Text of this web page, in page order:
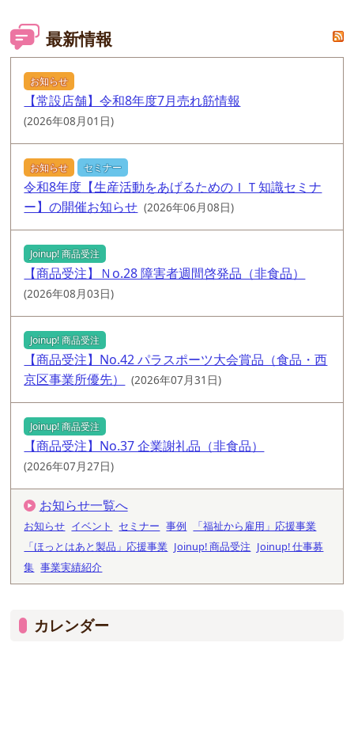
最新情報
お知らせ
【常設店舗】令和8年度7月売れ筋情報
(2026年08月01日)
お知らせ セミナー
令和8年度【生産活動をあげるためのＩＴ知識セミナ
ー】の開催お知らせ (2026年06月08日)
Joinup! 商品受注
【商品受注】Ｎo.28 障害者週間啓発品（非食品）
(2026年08月03日)
Joinup! 商品受注
【商品受注】No.42 パラスポーツ大会賞品（食品・西
京区事業所優先）
(2026年07月31日)
Joinup! 商品受注
【商品受注】No.37 企業謝礼品（非食品）
(2026年07月27日)
お知らせ一覧へ
お知らせ イベント セミナー 事例
「福祉から雇用」応援事業
「ほっとはあと製品」応援事業 Joinup! 商品受注 Joinup! 仕事募
集 事業実績紹介
カレンダー